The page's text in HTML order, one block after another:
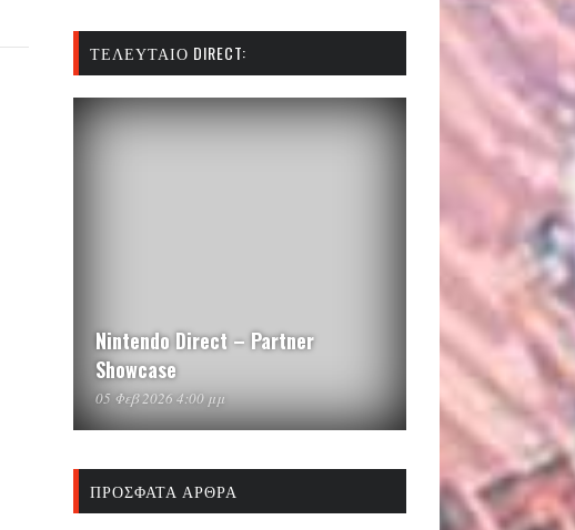
ΤΕΛΕΥΤΑΊΟ DIRECT:
Nintendo Direct – Partner
Showcase
05 Φεβ 2026 4:00 μμ
ΠΡΌΣΦΑΤΑ ΆΡΘΡΑ